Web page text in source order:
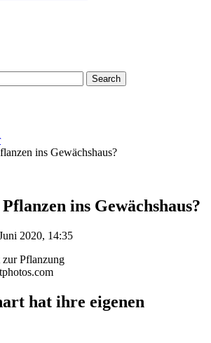
Search
ins Gewächshaus?
ins Gewächshaus?
2020, 14:35
hat ihre eigenen